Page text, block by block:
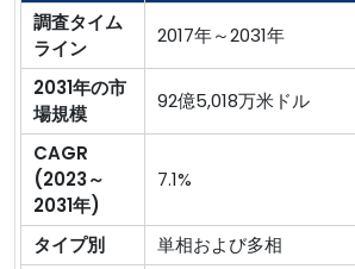
調査タイム
ライン
2017年～2031年
2031年の市
場規模
92億5,018万米ドル
CAGR
(2023～
2031年)
7.1%
タイプ別
単相および多相